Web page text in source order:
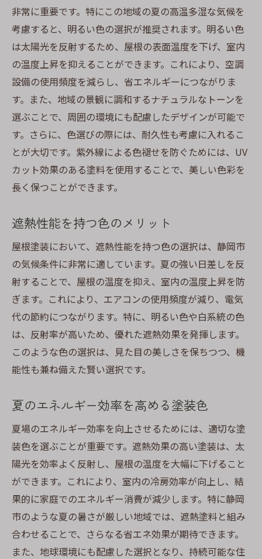
非常に重要です。特にこの地域の夏の高温多湿な気候を
考慮すると、明るい色の選択が推奨されます。明るい色
は太陽光を反射するため、屋根の表面温度を下げ、室内
の温度上昇を抑えることができます。これにより、空調
設備の使用頻度を減らし、省エネルギーにつながりま
す。また、地域の景観に調和するナチュラルなトーンを
選ぶことで、周囲の環境にも配慮したデザインが可能で
す。さらに、色選びの際には、耐久性も考慮に入れるこ
とが大切です。紫外線による色褪せを防ぐためには、UV
カット効果のある塗料を使用することで、美しい色彩を
長く保つことができます。
遮熱性能を持つ色のメリット
屋根塗装において、遮熱性能を持つ色の選択は、静岡市
の気候条件に非常に適しています。夏の強い日差しを反
射することで、屋根の温度を抑え、室内の温度上昇を防
ぎます。これにより、エアコンの使用頻度が減り、電気
代の節約につながります。特に、明るい色や白系統の色
は、反射率が高いため、優れた遮熱効果を発揮します。
このような色の選択は、見た目の美しさを保ちつつ、機
能性も兼ね備えた賢い選択です。
夏のエネルギー効率を高める塗装色
夏場のエネルギー効率を向上させるためには、適切な塗
装色を選ぶことが重要です。遮熱効果の高い塗装は、太
陽光を効率よく反射し、屋根の温度を大幅に下げること
ができます。これにより、室内の冷房効率が向上し、結
果的に家庭でのエネルギー消費が減少します。特に静岡
市のような夏の暑さが厳しい地域では、遮熱塗料と組み
合わせることで、さらなる省エネ効果が期待できます。
また、地球環境にも配慮した選択となり、持続可能な住